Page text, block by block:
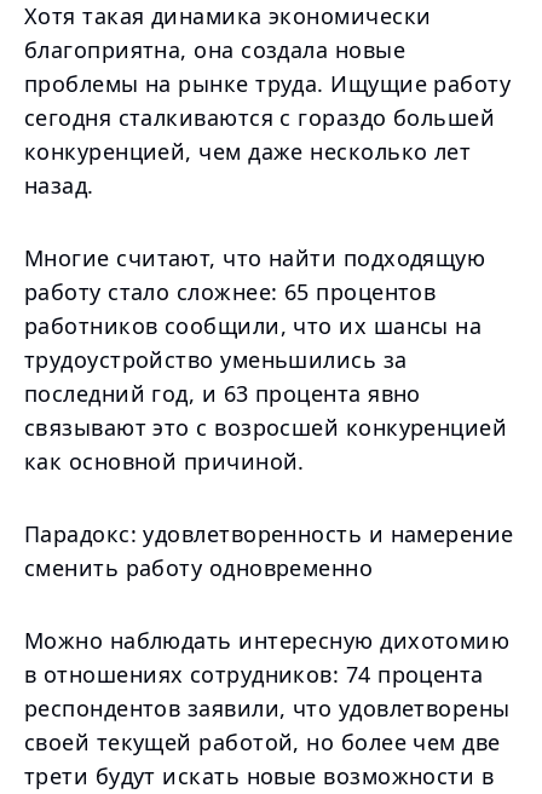
Хотя такая динамика экономически
благоприятна, она создала новые
проблемы на рынке труда. Ищущие работу
сегодня сталкиваются с гораздо большей
конкуренцией, чем даже несколько лет
назад.
Многие считают, что найти подходящую
работу стало сложнее: 65 процентов
работников сообщили, что их шансы на
трудоустройство уменьшились за
последний год, и 63 процента явно
связывают это с возросшей конкуренцией
как основной причиной.
Парадокс: удовлетворенность и намерение
сменить работу одновременно
Можно наблюдать интересную дихотомию
в отношениях сотрудников: 74 процента
респондентов заявили, что удовлетворены
своей текущей работой, но более чем две
трети будут искать новые возможности в